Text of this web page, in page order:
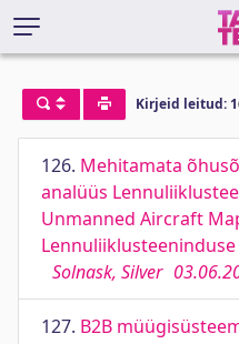
Kirjeid leitud:
126. Mehitamata
analüüs
Unmanned Aircraft
Lennuliiklusteeninduse
Solnask, Silver
127. B2B